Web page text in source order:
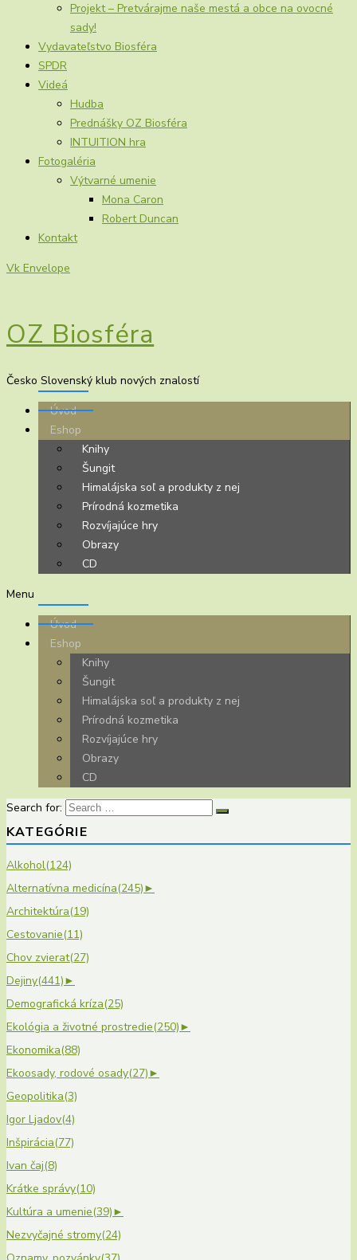
Projekt – Pretvárajme naše mestá a obce na ovocné
sady!
Vydavateľstvo Biosféra
SPDR
Videá
Hudba
Prednášky OZ Biosféra
INTUITION hra
Fotogaléria
Výtvarné umenie
Mona Caron
Robert Duncan
Kontakt
Vk Envelope
OZ Biosféra
Česko Slovenský klub nových znalostí
Úvod
Eshop
Knihy
Šungit
Himalájska soľ a produkty z nej
Prírodná kozmetika
Rozvíjajúce hry
Obrazy
CD
Menu
Úvod
Eshop
Knihy
Šungit
Himalájska soľ a produkty z nej
Prírodná kozmetika
Rozvíjajúce hry
Obrazy
CD
Search for:
KATEGÓRIE
Alkohol(124)
Alternatívna medicína(245)►
Architektúra(19)
Cestovanie(11)
Chov zvierat(27)
Dejiny(441)►
Demografická kríza(25)
Ekológia a životné prostredie(250)►
Ekonomika(88)
Ekoosady, rodové osady(27)►
Geopolitika(3)
Igor Ljadov(4)
Inšpirácia(77)
Ivan čaj(8)
Krátke správy(10)
Kultúra a umenie(39)►
Nezvyčajné stromy(24)